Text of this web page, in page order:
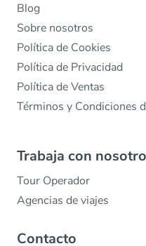
Blog
Sobre nosotros
Política de Cookies
Política de Privacidad
Política de Ventas
Términos y Condiciones
Trabaja con
Tour Operador
Agencias de viajes
Contacto